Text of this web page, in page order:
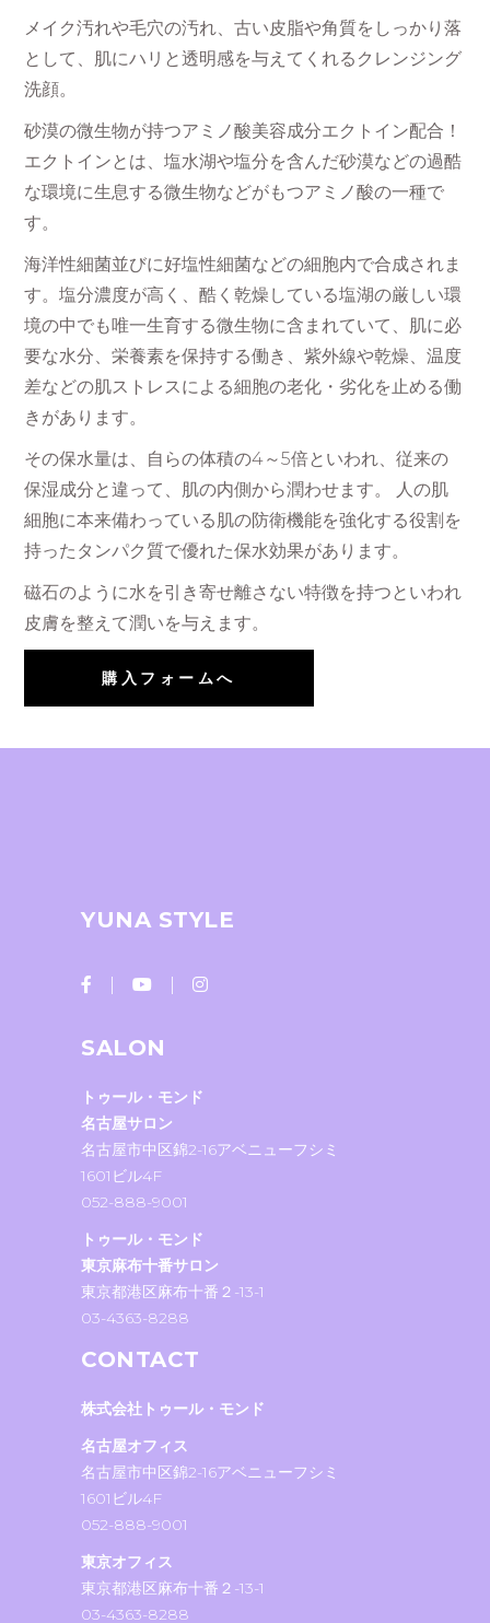
メイク汚れや毛穴の汚れ、古い皮脂や角質をしっかり落
として、肌にハリと透明感を与えてくれるクレンジング
洗顔。
砂漠の微生物が持つアミノ酸美容成分エクトイン配合！
エクトインとは、塩水湖や塩分を含んだ砂漠などの過酷
な環境に生息する微生物などがもつアミノ酸の一種で
す。
海洋性細菌並びに好塩性細菌などの細胞内で合成されま
す。塩分濃度が高く、酷く乾燥している塩湖の厳しい環
境の中でも唯一生育する微生物に含まれていて、肌に必
要な水分、栄養素を保持する働き、紫外線や乾燥、温度
差などの肌ストレスによる細胞の老化・劣化を止める働
きがあります。
その保水量は、自らの体積の4～5倍といわれ、従来の
保湿成分と違って、肌の内側から潤わせます。 人の肌
細胞に本来備わっている肌の防衛機能を強化する役割を
持ったタンパク質で優れた保水効果があります。
磁石のように水を引き寄せ離さない特徴を持つといわれ
皮膚を整えて潤いを与えます。
購入フォームへ
YUNA STYLE
SALON
トゥール・モンド
名古屋サロン
名古屋市中区錦2-16アベニューフシミ
1601ビル4F
052-888-9001
トゥール・モンド
東京麻布十番サロン
東京都港区麻布十番２-13-1
03-4363-8288
CONTACT
株式会社トゥール・モンド
名古屋オフィス
名古屋市中区錦2-16アベニューフシミ
1601ビル4F
052-888-9001
東京オフィス
東京都港区麻布十番２-13-1
03-4363-8288